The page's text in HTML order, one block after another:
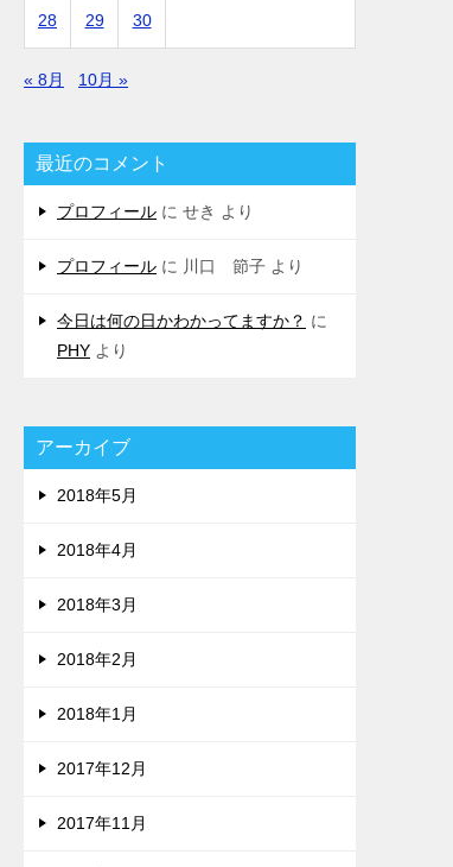
28 29 30
« 8月 10月 »
最近のコメント
プロフィール に せき より
プロフィール に 川口 節子 より
今日は何の日かわかってますか？ に
PHY より
アーカイブ
2018年5月
2018年4月
2018年3月
2018年2月
2018年1月
2017年12月
2017年11月